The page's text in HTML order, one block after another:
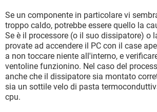
Se un componente in particolare vi
troppo caldo, potrebbe essere quello la
Se è il processore (o il suo dissipatore) o
provate ad accendere il PC con il case
a non toccare niente all'interno, e
ventoline funzionino. Nel caso del
anche che il dissipatore sia montato
sia un sottile velo di pasta
cpu.